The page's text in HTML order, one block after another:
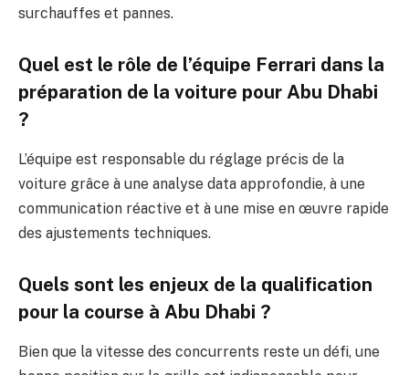
surchauffes et pannes.
Quel est le rôle de l’équipe Ferrari dans la
préparation de la voiture pour Abu Dhabi
?
L’équipe est responsable du réglage précis de la
voiture grâce à une analyse data approfondie, à une
communication réactive et à une mise en œuvre rapide
des ajustements techniques.
Quels sont les enjeux de la qualification
pour la course à Abu Dhabi ?
Bien que la vitesse des concurrents reste un défi, une